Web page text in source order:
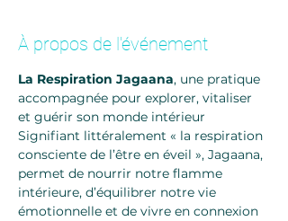
À propos de l'événement
La Respiration Jagaana, une pratique
accompagnée pour explorer, vitaliser
et guérir son monde intérieur
Signifiant littéralement « la respiration
consciente de l’être en éveil », Jagaana,
permet de nourrir notre flamme
intérieure, d’équilibrer notre vie
émotionnelle et de vivre en connexion